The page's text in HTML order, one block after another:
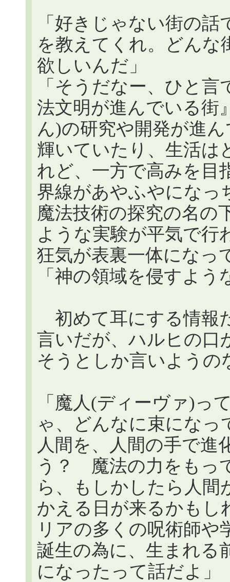
「好きじゃない街の
を教えてくれ。どん
欲しいんだ」
「そうだなー、ひと
法文明が進んでいる街
ん)の研究や開発が進
輝いていたり、生活は
れど、一方で高みを目
界線があやふやにな
魔法技術の探究の名の
ような実験が平気で行
狂気が表裏一体になっ
「神の領域を侵すよ
初めて耳にする情報
言いだが、ハルヒの口
そうとしか言いようの
「魔人(ディーヴァ)っ
ゃ、どんなに束になっ
人間を、人間の手で進
う？ 魔法の力をもっ
ら、もしかしたら人間
かえる日が来るかもし
リアの多くの呪術師や
誕生の為に、生まれる
になったって話だよ」